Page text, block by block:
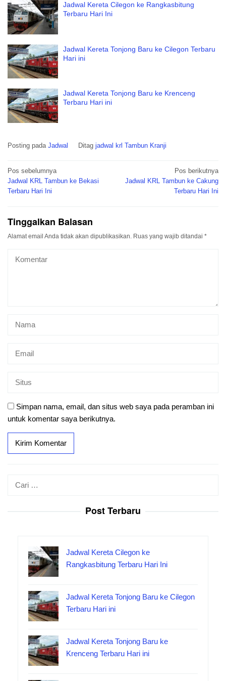
Jadwal Kereta Cilegon ke Rangkasbitung
Terbaru Hari Ini
Jadwal Kereta Tonjong Baru ke Cilegon Terbaru
Hari ini
Jadwal Kereta Tonjong Baru ke Krenceng
Terbaru Hari ini
Posting pada Jadwal Ditag jadwal krl Tambun Kranji
Navigasi
pos
Pos sebelumnya
Jadwal KRL Tambun ke Bekasi
Terbaru Hari Ini
Pos berikutnya
Jadwal KRL Tambun ke Cakung
Terbaru Hari Ini
Tinggalkan Balasan
Alamat email Anda tidak akan dipublikasikan. Ruas yang wajib ditandai *
Simpan nama, email, dan situs web saya pada peramban ini
untuk komentar saya berikutnya.
Post Terbaru
Jadwal Kereta Cilegon ke
Rangkasbitung Terbaru Hari Ini
Jadwal Kereta Tonjong Baru ke Cilegon
Terbaru Hari ini
Jadwal Kereta Tonjong Baru ke
Krenceng Terbaru Hari ini